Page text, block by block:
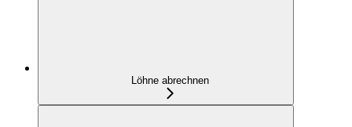
Löhne abrechnen